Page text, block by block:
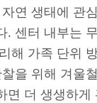
연 생태에 관
. 센터 내부는
해 가족 단위
을 위해 겨울
면 더 생생하게